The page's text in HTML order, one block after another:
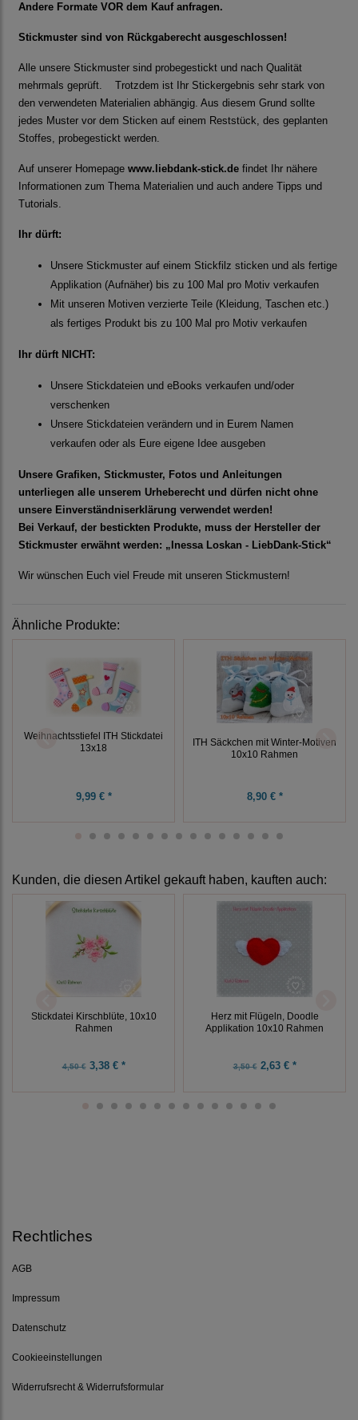
Andere Formate VOR dem Kauf anfragen.
Stickmuster sind von Rückgaberecht ausgeschlossen!
Alle unsere Stickmuster sind probegestickt und nach Qualität
mehrmals geprüft. Trotzdem ist Ihr Stickergebnis sehr stark von
den verwendeten Materialien abhängig. Aus diesem Grund sollte
jedes Muster vor dem Sticken auf einem Reststück, des geplanten
Stoffes, probegestickt werden.
Auf unserer Homepage www.liebdank-stick.de findet Ihr nähere
Informationen zum Thema Materialien und auch andere Tipps und
Tutorials.
Ihr dürft:
Unsere Stickmuster auf einem Stickfilz sticken und als fertige
Applikation (Aufnäher) bis zu 100 Mal pro Motiv verkaufen
Mit unseren Motiven verzierte Teile (Kleidung, Taschen etc.)
als fertiges Produkt bis zu 100 Mal pro Motiv verkaufen
Ihr dürft NICHT:
Unsere Stickdateien und eBooks verkaufen und/oder
verschenken
Unsere Stickdateien verändern und in Eurem Namen
verkaufen oder als Eure eigene Idee ausgeben
Unsere Grafiken, Stickmuster, Fotos und Anleitungen
unterliegen alle unserem Urheberecht und dürfen nicht ohne
unsere Einverständniserklärung verwendet werden!
Bei Verkauf, der bestickten Produkte, muss der Hersteller der
Stickmuster erwähnt werden: „Inessa Loskan - LiebDank-Stick“
Wir wünschen Euch viel Freude mit unseren Stickmustern!
Ähnliche Produkte:
Weihnachtsstiefel ITH Stickdatei
13x18
9,99 € *
ITH Säckchen mit Winter-Motiven
10x10 Rahmen
8,90 € *
Kunden, die diesen Artikel gekauft haben, kauften auch:
Stickdatei Kirschblüte, 10x10
Rahmen
4,50 €3,38 € *
Herz mit Flügeln, Doodle
Applikation 10x10 Rahmen
3,50 €2,63 € *
Rechtliches
AGB
Impressum
Datenschutz
Cookieeinstellungen
Widerrufsrecht & Widerrufsformular